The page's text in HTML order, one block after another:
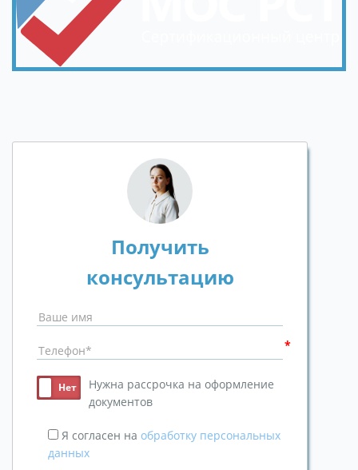
Получить
консультацию
Нужна рассрочка на оформление
документов
Я согласен на обработку персональных
данных